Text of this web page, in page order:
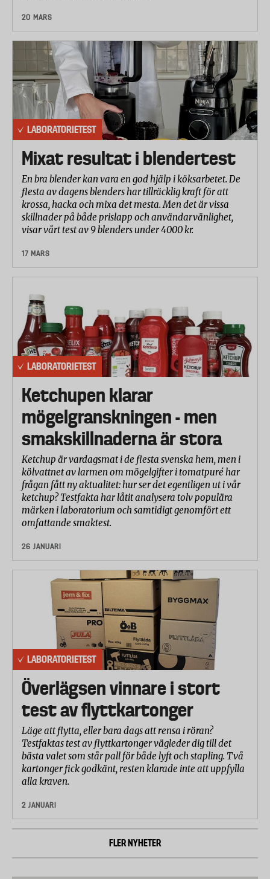
20 MARS
LABORATORIETEST
Mixat resultat i blendertest
En bra blender kan vara en god hjälp i köksarbetet. De
flesta av dagens blenders har tillräcklig kraft för att
krossa, hacka och mixa det mesta. Men det är vissa
skillnader på både prislapp och användarvänlighet,
visar vårt test av 9 blenders under 4000 kr.
17 MARS
LABORATORIETEST
Ketchupen klarar
mögelgranskningen - men
smakskillnaderna är stora
Ketchup är vardagsmat i de flesta svenska hem, men i
kölvattnet av larmen om mögelgifter i tomatpuré har
frågan fått ny aktualitet: hur ser det egentligen ut i vår
ketchup? Testfakta har låtit analysera tolv populära
märken i laboratorium och samtidigt genomfört ett
omfattande smaktest.
26 JANUARI
LABORATORIETEST
Överlägsen vinnare i stort
test av flyttkartonger
Läge att flytta, eller bara dags att rensa i röran?
Testfaktas test av flyttkartonger vägleder dig till det
bästa valet som står pall för både lyft och stapling. Två
kartonger fick godkänt, resten klarade inte att uppfylla
alla kraven.
2 JANUARI
FLER NYHETER